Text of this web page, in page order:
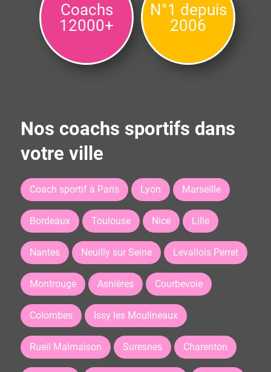
Coachs
12000+
N°1 depuis
2006
Nos coachs sportifs dans
votre ville
Coach sportif à Paris Lyon Marseille
Bordeaux Toulouse Nice Lille
Nantes Neuilly sur Seine Levallois Perret
Montrouge Asnières Courbevoie
Colombes Issy les Moulineaux
Rueil Malmaison Suresnes Charenton